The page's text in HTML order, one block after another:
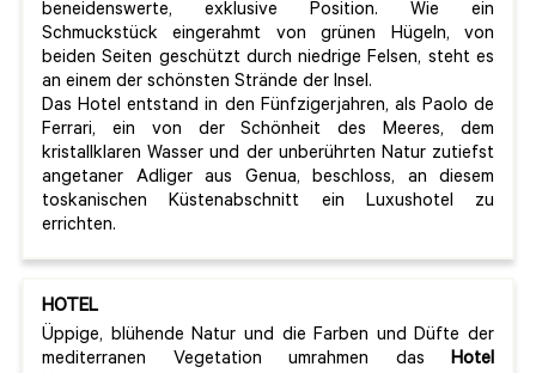
beneidenswerte, exklusive Position. Wie ein
Schmuckstück eingerahmt von grünen Hügeln, von
beiden Seiten geschützt durch niedrige Felsen, steht es
an einem der schönsten Strände der Insel.
Das Hotel entstand in den Fünfzigerjahren, als Paolo de
Ferrari, ein von der Schönheit des Meeres, dem
kristallklaren Wasser und der unberührten Natur zutiefst
angetaner Adliger aus Genua, beschloss, an diesem
toskanischen Küstenabschnitt ein Luxushotel zu
errichten.
HOTEL
Üppige, blühende Natur und die Farben und Düfte der
mediterranen Vegetation umrahmen das Hotel